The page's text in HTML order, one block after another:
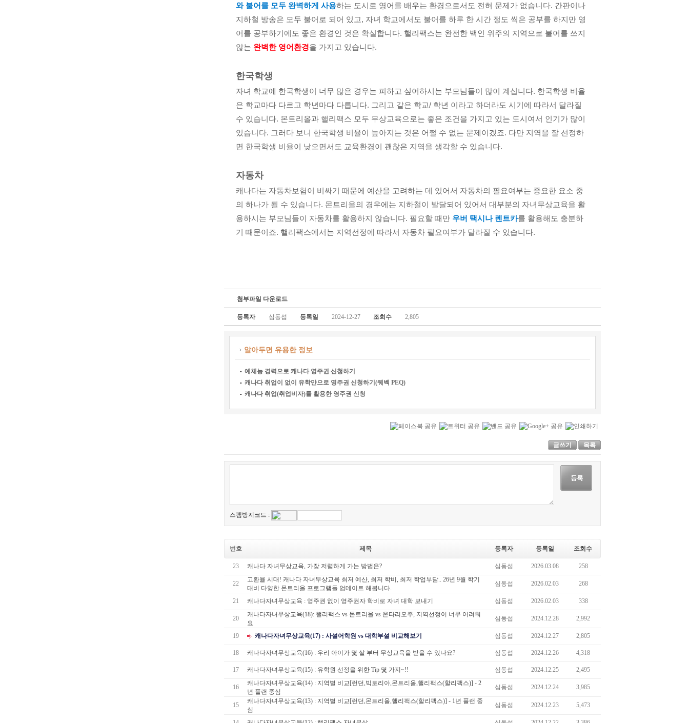
와 불어를 모두 완벽하게 사용하는 도시로 영어를 배우는 환경으로서도 전혀 문제가 없습니다. 간판이나
지하철 방송은 모두 불어로 되어 있고, 자녀 학교에서도 불어를 하루 한 시간 정도 씩은 공부를 하지만 영
어를 공부하기에도 좋은 환경인 것은 확실합니다. 핼리팩스는 완전한 백인 위주의 지역으로 불어를 쓰지
않는 완벽한 영어환경을 가지고 있습니다.
한국학생
자녀 학교에 한국학생이 너무 많은 경우는 피하고 싶어하시는 부모님들이 많이 계십니다. 한국학생 비율
은 학교마다 다르고 학년마다 다릅니다. 그리고 같은 학교/ 학년 이라고 하더라도 시기에 따라서 달라질
수 있습니다. 몬트리올과 핼리팩스 모두 무상교육으로는 좋은 조건을 가지고 있는 도시여서 인기가 많이
있습니다. 그러다 보니 한국학생 비율이 높아지는 것은 어쩔 수 없는 문제이겠죠. 다만 지역을 잘 선정하
면 한국학생 비율이 낮으면서도 교육환경이 괜찮은 지역을 생각할 수 있습니다.
자동차
캐나다는 자동차보험이 비싸기 때문에 예산을 고려하는 데 있어서 자동차의 필요여부는 중요한 요소 중
의 하나가 될 수 있습니다. 몬트리올의 경우에는 지하철이 발달되어 있어서 대부분의 자녀무상교육을 활
용하시는 부모님들이 자동차를 활용하지 않습니다. 필요할 때만 우버 택시나 렌트카를 활용해도 충분하
기 때문이죠. 핼리팩스에서는 지역선정에 따라서 자동차 필요여부가 달라질 수 있습니다.
첨부파일 다운로드
등록자 심동섭 등록일 2024-12-27 조회수 2,805
알아두면 유용한 정보
예체능 경력으로 캐나다 영주권 신청하기
캐나다 취업이 없이 유학만으로 영주권 신청하기(퀘벡 PEQ)
캐나다 취업(취업비자)를 활용한 영주권 신청
글쓰기 목록
스팸방지코드 :
번호 제목 등록자 등록일 조회수
23 캐나다 자녀무상교육, 가장 저렴하게 가는 방법은? 심동섭 2026.03.08 258
22
고환율 시대! 캐나다 자녀무상교육 최저 예산, 최저 학비, 최저 학업부담.. 26년 9월 학기
대비 다양한 몬트리올 프로그램들 업데이트 해봅니다.
심동섭 2026.02.03 268
21 캐나다자녀무상교육 : 영주권 없이 영주권자 학비로 자녀 대학 보내기 심동섭 2026.02.03 338
20
캐나다자녀무상교육(18): 핼리팩스 vs 몬트리올 vs 온타리오주, 지역선정이 너무 어려워
요
심동섭 2024.12.28 2,992
19 캐나다자녀무상교육(17) : 사설어학원 vs 대학부설 비교해보기 심동섭 2024.12.27 2,805
18 캐나다자녀무상교육(16) : 우리 아이가 몇 살 부터 무상교육을 받을 수 있나요? 심동섭 2024.12.26 4,318
17 캐나다자녀무상교육(15) : 유학원 선정을 위한 Tip 몇 가지~!! 심동섭 2024.12.25 2,495
16
캐나다자녀무상교육(14) : 지역별 비교[런던,빅토리아,몬트리올,핼리팩스(할리팩스)] - 2
년 플랜 중심
심동섭 2024.12.24 3,985
15
캐나다자녀무상교육(13) : 지역별 비교[런던,몬트리올,핼리팩스(할리팩스)] - 1년 플랜 중
심
심동섭 2024.12.23 5,473